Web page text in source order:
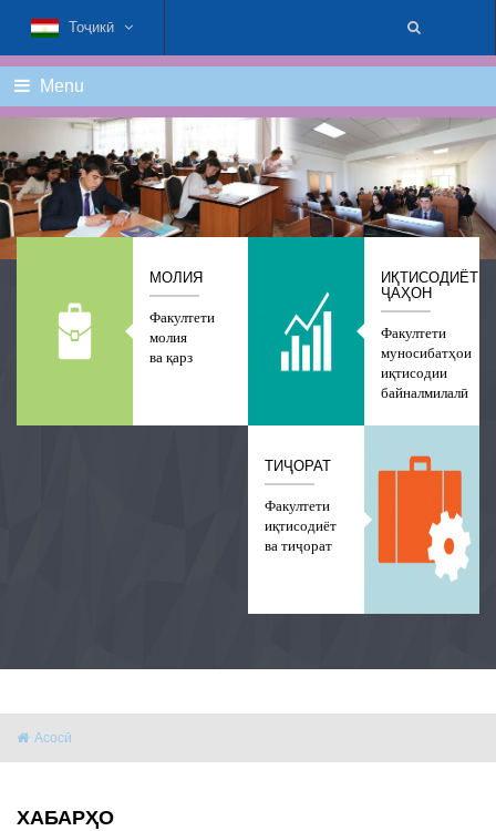
Тоҷикӣ
Menu
МОЛИЯ
Факултети
молия
ва қарз
ИҚТИСОДИЁТИ
ҶАҲОН
Факултети
муносибатҳои
иқтисодии
байналмилалӣ
ТИҶОРАТ
Факултети
иқтисодиёт
ва тиҷорат
Асосӣ
ХАБАРҲО